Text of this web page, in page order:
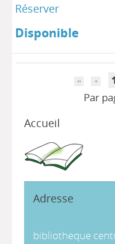
Réserver
Disponible
Par
Accueil
Adresse
bibliotheque